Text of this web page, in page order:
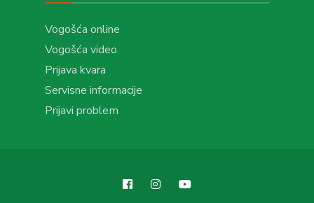
Vogošća online
Vogošća video
Prijava kvara
Servisne informacije
Prijavi problem